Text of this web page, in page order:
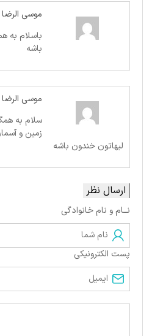
موسی
باسلام به
باشه
موسی
سلام به
زمین و
لبهاتون خندون باشه
ارسال نظر
نــام و نام خانوادگی
پست الکترونیکی